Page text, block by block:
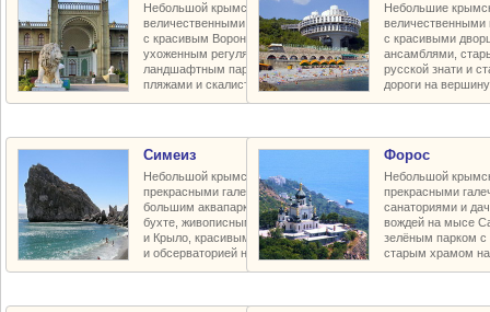
Небольшой крымский курорт под
величественными горами Ай-Петри
с красивым Воронцовским дворцом,
ухоженным регуляным и полудиким
ландшафтным парками, галечными
пляжами и скалистым побережьем
Небольшие
величественными
с красивыми
ансамблями,
русской знати и
дороги на
Симеиз
Небольшой крымский курорт с
прекрасными галечными пляжами,
большим аквапарком в Голубой
бухте, живописными скалами Дива
и Крыло, красивым зелёным парком
и обсерваторией на горе Кошка
Форос
Небольшой
прекрасными
санаториями и
вождей на мысе
зелёным парком с
старым храмом на